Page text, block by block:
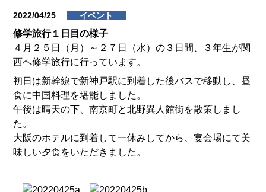
2022/04/25 イベント
修学旅行１日目の様子
４月２５日（月）～２７日（水）の３日間、３年生が関
西へ修学旅行に行っています。
初日は新幹線で新神戸駅に到着した後バスで移動し、昼
食に中国料理を堪能しました。
午後は晴天の下、南京町と北野異人館街を散策しまし
た。
大阪のホテルに到着して一休みしてから、宴会場にて美
味しい夕食をいただきました。